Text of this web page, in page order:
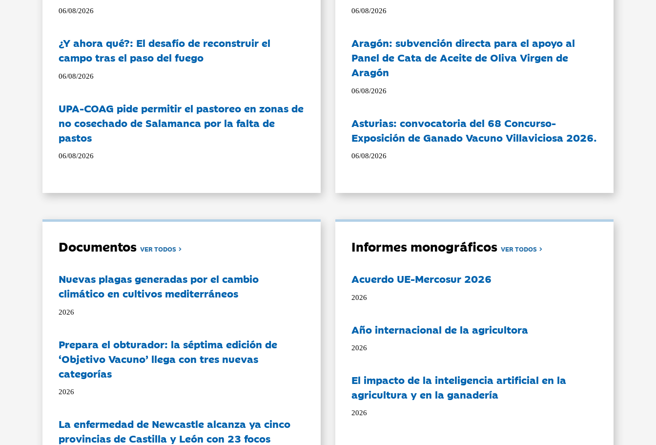
06/08/2026
¿Y ahora qué?: El desafío de reconstruir el
campo tras el paso del fuego
06/08/2026
UPA-COAG pide permitir el pastoreo en zonas de
no cosechado de Salamanca por la falta de
pastos
06/08/2026
06/08/2026
Aragón: subvención directa para el apoyo al
Panel de Cata de Aceite de Oliva Virgen de
Aragón
06/08/2026
Asturias: convocatoria del 68 Concurso-
Exposición de Ganado Vacuno Villaviciosa 2026.
06/08/2026
DocumentosVER TODOS
Nuevas plagas generadas por el cambio
climático en cultivos mediterráneos
2026
Prepara el obturador: la séptima edición de
‘Objetivo Vacuno’ llega con tres nuevas
categorías
2026
La enfermedad de Newcastle alcanza ya cinco
provincias de Castilla y León con 23 focos
Informes monográficosVER TODOS
Acuerdo UE-Mercosur 2026
2026
Año internacional de la agricultora
2026
El impacto de la inteligencia artificial en la
agricultura y en la ganadería
2026